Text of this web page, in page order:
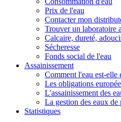
Prix de l'eau
Contacter mon
Trouver un laboratoire
Calcaire, dureté,
Sécheresse
Fonds social de l'eau
Assainissement
Comment l'eau est-elle
Les obligations
L'assainissement des
La gestion des eaux
Statistiques